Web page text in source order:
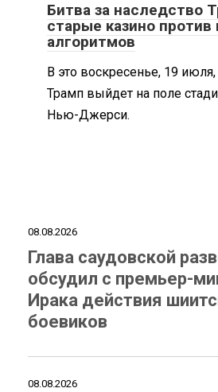
Битва за наследство
старые казино против
алгоритмов
В это воскресенье, 19
Трамп выйдет на поле
Нью-Джерси.
08.08.2026
Глава саудовской
обсудил с премьер-
Ирака действия
боевиков
08.08.2026